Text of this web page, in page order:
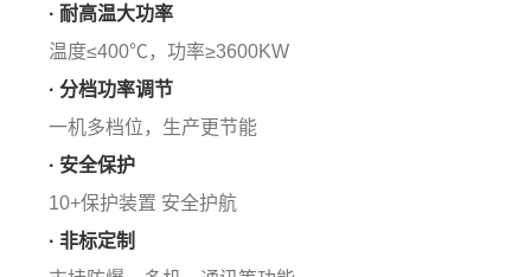
· 耐高温大功率
温度≤400℃，功率≥3600KW
· 分档功率调节
一机多档位，生产更节能
· 安全保护
10+保护装置 安全护航
· 非标定制